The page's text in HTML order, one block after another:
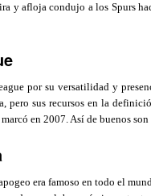
y afloja condujo a los Spurs
por su versatilidad y
pero sus recursos en la
en 2007. Así de buenos son
era famoso en todo el